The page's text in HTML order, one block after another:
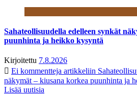
Sahateollisuudella edelleen synkät
puunhinta ja heikko kysyntä
Kirjoitettu 7.8.2026
Ei kommentteja artikkeliin
näkymät – kiusana korkea puunhinta ja
Lisää uutisia